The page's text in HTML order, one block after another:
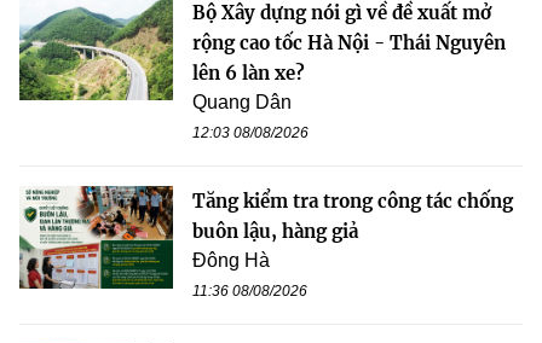
Bộ Xây dựng nói gì về đề xuất mở
rộng cao tốc Hà Nội - Thái Nguyên
lên 6 làn xe?
Quang Dân
12:03 08/08/2026
Tăng kiểm tra trong công tác chống
buôn lậu, hàng giả
Đông Hà
11:36 08/08/2026